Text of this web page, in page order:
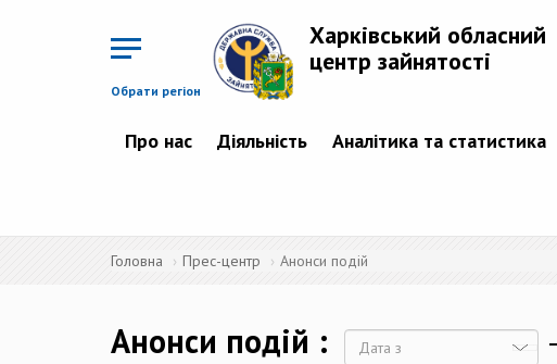
Обрати регіон
Харківський обласний
центр зайнятості
Про нас Діяльність Аналітика та статистика
Головна Прес-центр Анонси подій
Анонси подій